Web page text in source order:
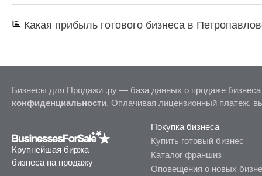
Какая прибыль готового бизнеса в
Бизнесы для Продажи .ру — база данных о продаже
конфиденциальности. Оплачивая лицензионный платеж,
Крупнейшая биржа
бизнеса на продажу
Покупка бизнеса
Купить готовый бизнес
Каталог франшиз
Оповещения о новых